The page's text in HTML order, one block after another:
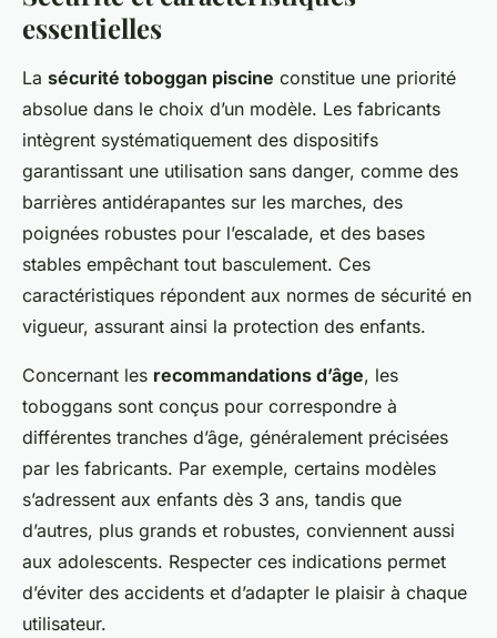
essentielles
La sécurité toboggan piscine constitue une priorité
absolue dans le choix d’un modèle. Les fabricants
intègrent systématiquement des dispositifs
garantissant une utilisation sans danger, comme des
barrières antidérapantes sur les marches, des
poignées robustes pour l’escalade, et des bases
stables empêchant tout basculement. Ces
caractéristiques répondent aux normes de sécurité en
vigueur, assurant ainsi la protection des enfants.
Concernant les recommandations d’âge, les
toboggans sont conçus pour correspondre à
différentes tranches d’âge, généralement précisées
par les fabricants. Par exemple, certains modèles
s’adressent aux enfants dès 3 ans, tandis que
d’autres, plus grands et robustes, conviennent aussi
aux adolescents. Respecter ces indications permet
d’éviter des accidents et d’adapter le plaisir à chaque
utilisateur.